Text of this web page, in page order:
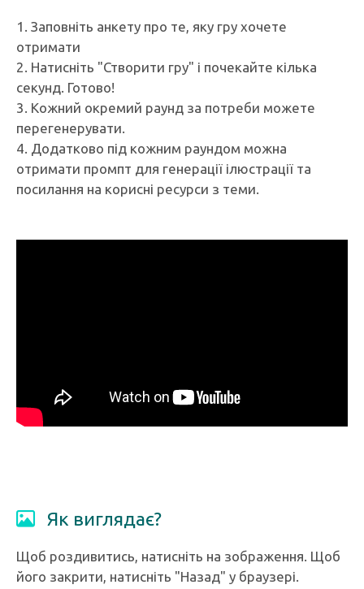
1. Заповніть анкету про те, яку гру хочете
отримати
2. Натисніть "Створити гру" і почекайте кілька
секунд. Готово!
3. Кожний окремий раунд за потреби можете
перегенерувати.
4. Додатково під кожним раундом можна
отримати промпт для генерації ілюстрації та
посилання на корисні ресурси з теми.
Як виглядає?
Щоб роздивитись, натисніть на зображення. Щоб
його закрити, натисніть "Назад" у браузері.